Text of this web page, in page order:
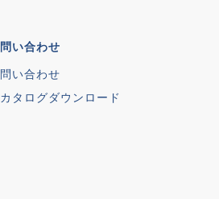
問い合わせ
問い合わせ
カタログダウンロード